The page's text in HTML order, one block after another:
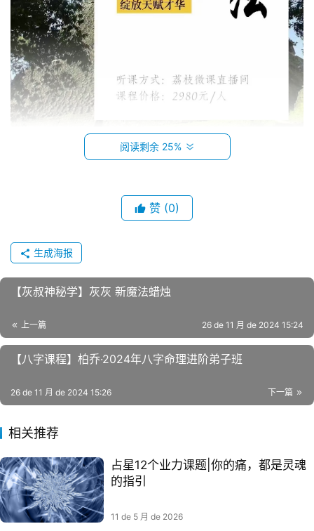
阅读剩余 25%
赞 (0)
生成海报
【‮叔灰‬神秘学】灰灰 新‮法魔‬蜡烛
上一篇 26 de 11 月 de 2024 15:24
【八字课程】柏乔·2024年‮字⁠八‬‎命理‮阶⁠进‬‎弟子班
下一篇
26 de 11 月 de 2024 15:26
相关推荐
占星12个业力课题|你的痛，都是灵魂
的指引
11 de 5 月 de 2026